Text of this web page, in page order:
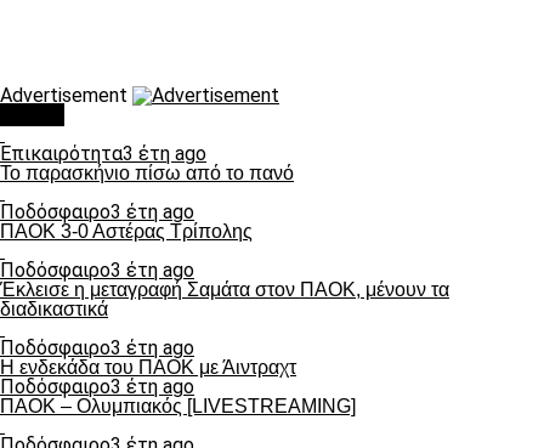
Advertisement
Επικαιρότητα3 έτη ago
Το παρασκήνιο πίσω από το πανό
Ποδόσφαιρο3 έτη ago
ΠΑΟΚ 3-0 Αστέρας Τρίπολης
Ποδόσφαιρο3 έτη ago
Έκλεισε η μεταγραφή Σαμάτα στον ΠΑΟΚ, μένουν τα
διαδικαστικά
Ποδόσφαιρο3 έτη ago
Η ενδεκάδα του ΠΑΟΚ με Άιντραχτ
Ποδόσφαιρο3 έτη ago
ΠΑΟΚ – Ολυμπιακός [LIVESTREAMING]